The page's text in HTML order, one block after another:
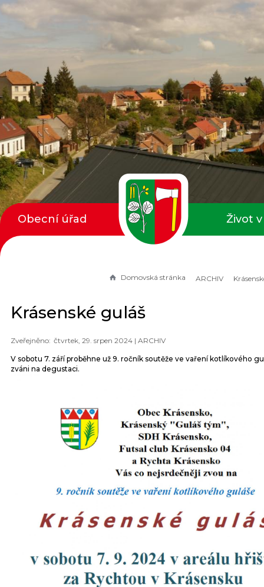
Domovská stránka ARCHIV
Krásenské guláš
čtvrtek, 29. srpen 2024 | ARCHIV
V sobotu 7. září proběhne už 9. ročník soutěže ve vaření kotlíkového
zváni na degustaci.
Obecní úřad Život